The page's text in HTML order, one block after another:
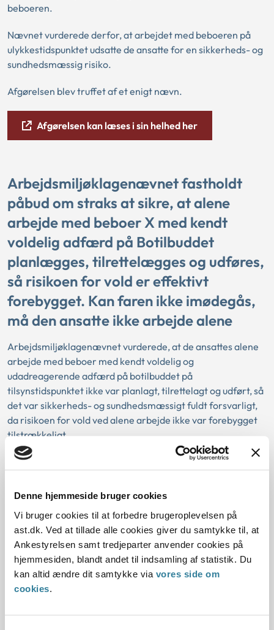
Denne hjemmeside bruger cookies
Vi bruger cookies til at forbedre brugeroplevelsen på
ast.dk. Ved at tillade alle cookies giver du samtykke til, at
Ankestyrelsen samt tredjeparter anvender cookies på
hjemmesiden, blandt andet til indsamling af statistik. Du
kan altid ændre dit samtykke via vores side om
cookies.
beboeren.
Nævnet vurderede derfor, at arbejdet med beboeren på
ulykkestidspunktet udsatte de ansatte for en sikkerheds- og
sundhedsmæssig risiko.
Afgørelsen blev truffet af et enigt nævn.
Afgørelsen kan læses i sin helhed her
Arbejdsmiljøklagenævnet fastholdt
påbud om straks at sikre, at alene
arbejde med beboer X med kendt
voldelig adfærd på Botilbuddet
planlægges, tilrettelægges og udføres,
så risikoen for vold er effektivt
forebygget. Kan faren ikke imødegås,
må den ansatte ikke arbejde alene
Arbejdsmiljøklagenævnet vurderede, at de ansattes alene
arbejde med beboer med kendt voldelig og
udadreagerende adfærd på botilbuddet på
tilsynstidspunktet ikke var planlagt, tilrettelagt og udført, så
det var sikkerheds- og sundhedsmæssigt fuldt forsvarligt,
da risikoen for vold ved alene arbejde ikke var forebygget
tilstrækkeligt.
Afgørelsen blev truffet af et flertal på 10 ud af nævnets 11
Afgørelsen kan læses i sin helhed her
Arbejdsmiljøklagenævnet fastholdt
påbud om straks at sikre, at arbejdet